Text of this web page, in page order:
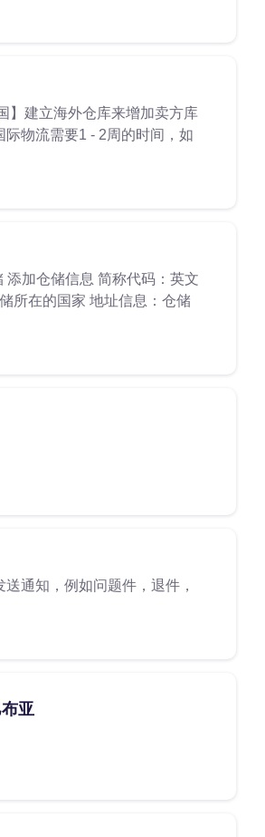
】建立海外仓库来增加卖方库
物流需要1 - 2周的时间，如
加仓储信息 简称代码：英文
所在的国家 地址信息：仓储
通知，例如问题件，退件，
亚